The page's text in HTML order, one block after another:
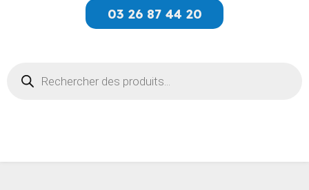
03 26 87 44 20
produits